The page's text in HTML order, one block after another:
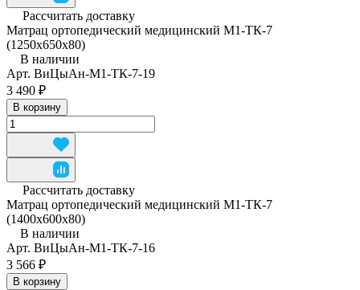
Рассчитать доставку
Матрац ортопедический медицинский М1-ТК-7
(1250x650x80)
В наличии
Арт. ВиЦыАн-М1-ТК-7-19
3 490 ₽
В корзину
Рассчитать доставку
Матрац ортопедический медицинский М1-ТК-7
(1400x600x80)
В наличии
Арт. ВиЦыАн-М1-ТК-7-16
3 566 ₽
В корзину